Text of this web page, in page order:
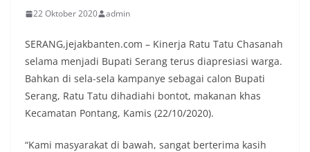
22 Oktober 2020 admin
SERANG,jejakbanten.com – Kinerja Ratu Tatu Chasanah
selama menjadi Bupati Serang terus diapresiasi warga.
Bahkan di sela-sela kampanye sebagai calon Bupati
Serang, Ratu Tatu dihadiahi bontot, makanan khas
Kecamatan Pontang, Kamis (22/10/2020).
“Kami masyarakat di bawah, sangat berterima kasih